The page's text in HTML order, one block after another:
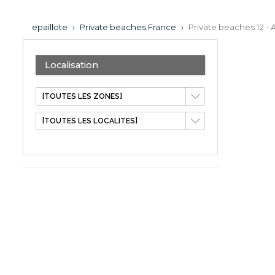
epaillote › Private beaches France › Private beaches 12 -
Localisation